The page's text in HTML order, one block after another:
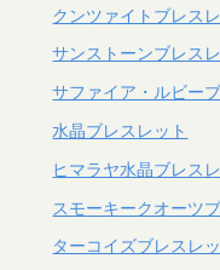
クンツァイトブレス
サンストーンブレス
サファイア・ルビー
水晶ブレスレット
ヒマラヤ水晶ブレス
スモーキークオーツ
ターコイズブレスレ